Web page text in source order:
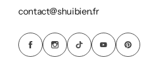
contact@shuibien.fr